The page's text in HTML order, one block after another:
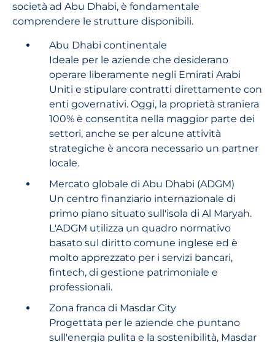
società ad Abu Dhabi, è fondamentale
comprendere le strutture disponibili.
Abu Dhabi continentale
Ideale per le aziende che desiderano
operare liberamente negli Emirati Arabi
Uniti e stipulare contratti direttamente con
enti governativi. Oggi, la proprietà straniera
100% è consentita nella maggior parte dei
settori, anche se per alcune attività
strategiche è ancora necessario un partner
locale.
Mercato globale di Abu Dhabi (ADGM)
Un centro finanziario internazionale di
primo piano situato sull'isola di Al Maryah.
L'ADGM utilizza un quadro normativo
basato sul diritto comune inglese ed è
molto apprezzato per i servizi bancari,
fintech, di gestione patrimoniale e
professionali.
Zona franca di Masdar City
Progettata per le aziende che puntano
sull'energia pulita e la sostenibilità, Masdar